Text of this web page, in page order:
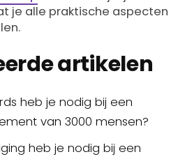
je alle praktische aspecten
artikelen
heb je nodig bij een
van 3000 mensen?
heb je nodig bij een